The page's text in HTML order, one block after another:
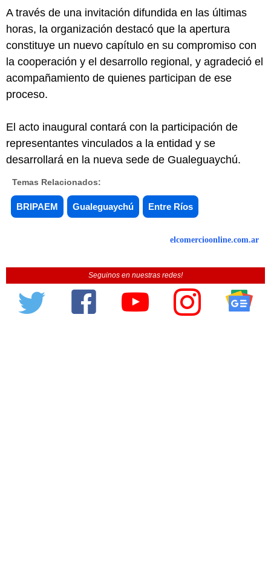
A través de una invitación difundida en las últimas
horas, la organización destacó que la apertura
constituye un nuevo capítulo en su compromiso con
la cooperación y el desarrollo regional, y agradeció el
acompañamiento de quienes participan de ese
proceso.
El acto inaugural contará con la participación de
representantes vinculados a la entidad y se
desarrollará en la nueva sede de Gualeguaychú.
Temas Relacionados:
BRIPAEM Gualeguaychú Entre Ríos
elcomercioonline.com.ar
Seguinos en nuestras redes!